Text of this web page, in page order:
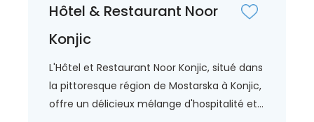
Hôtel & Restaurant Noor
Konjic
L'Hôtel et Restaurant Noor Konjic, situé dans
la pittoresque région de Mostarska à Konjic,
offre un délicieux mélange d'hospitalité et...